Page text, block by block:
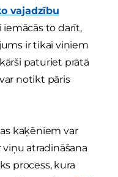
vajadzību
iemācās to darīt,
ir tikai viņiem
paturiet prātā
notikt pāris
kaķēniem var
atradināšana
process, kura